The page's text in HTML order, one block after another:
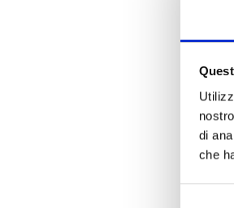
di
che